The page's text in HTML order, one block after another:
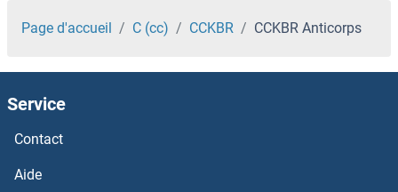
CCDC90B Anticorps
CCDC90A Anticorps
CCDC9 Anticorps
Page d'accueil C (cc) CCKBR CCKBR Anticorps
Service
Contact
Aide